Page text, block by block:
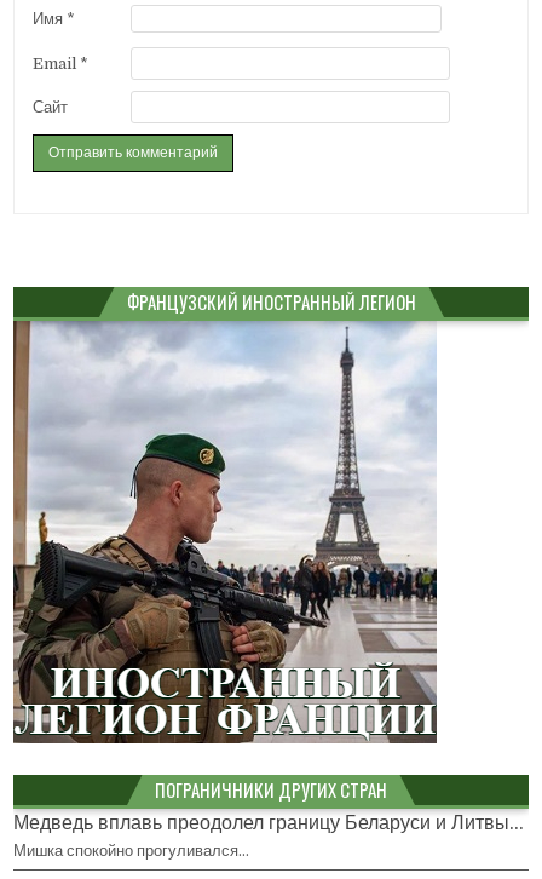
Имя *
Email *
Сайт
ФРАНЦУЗСКИЙ ИНОСТРАННЫЙ ЛЕГИОН
ПОГРАНИЧНИКИ ДРУГИХ СТРАН
Медведь вплавь преодолел границу Беларуси и Литвы...
Мишка спокойно прогуливался…